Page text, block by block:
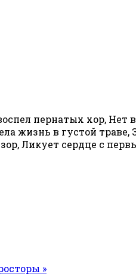
пернатых хор,
жизнь в густой траве,
Ликует сердце с
»